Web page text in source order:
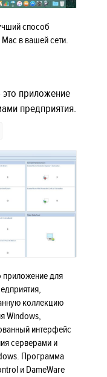
способ
в вашей сети.
это приложение
предприятия.
приложение для
коллекцию
Windows,
интерфейс
серверами и
Программа
и DameWare